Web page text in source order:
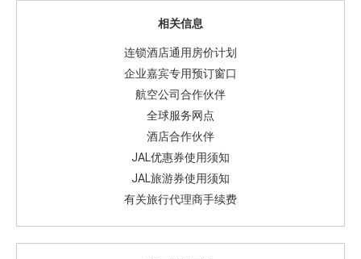
相关信息
连锁酒店通用房价计划
企业嘉宾专用预订窗口
航空公司合作伙伴
全球服务网点
酒店合作伙伴
JAL优惠券使用须知
JAL旅游券使用须知
有关旅行代理商手续费